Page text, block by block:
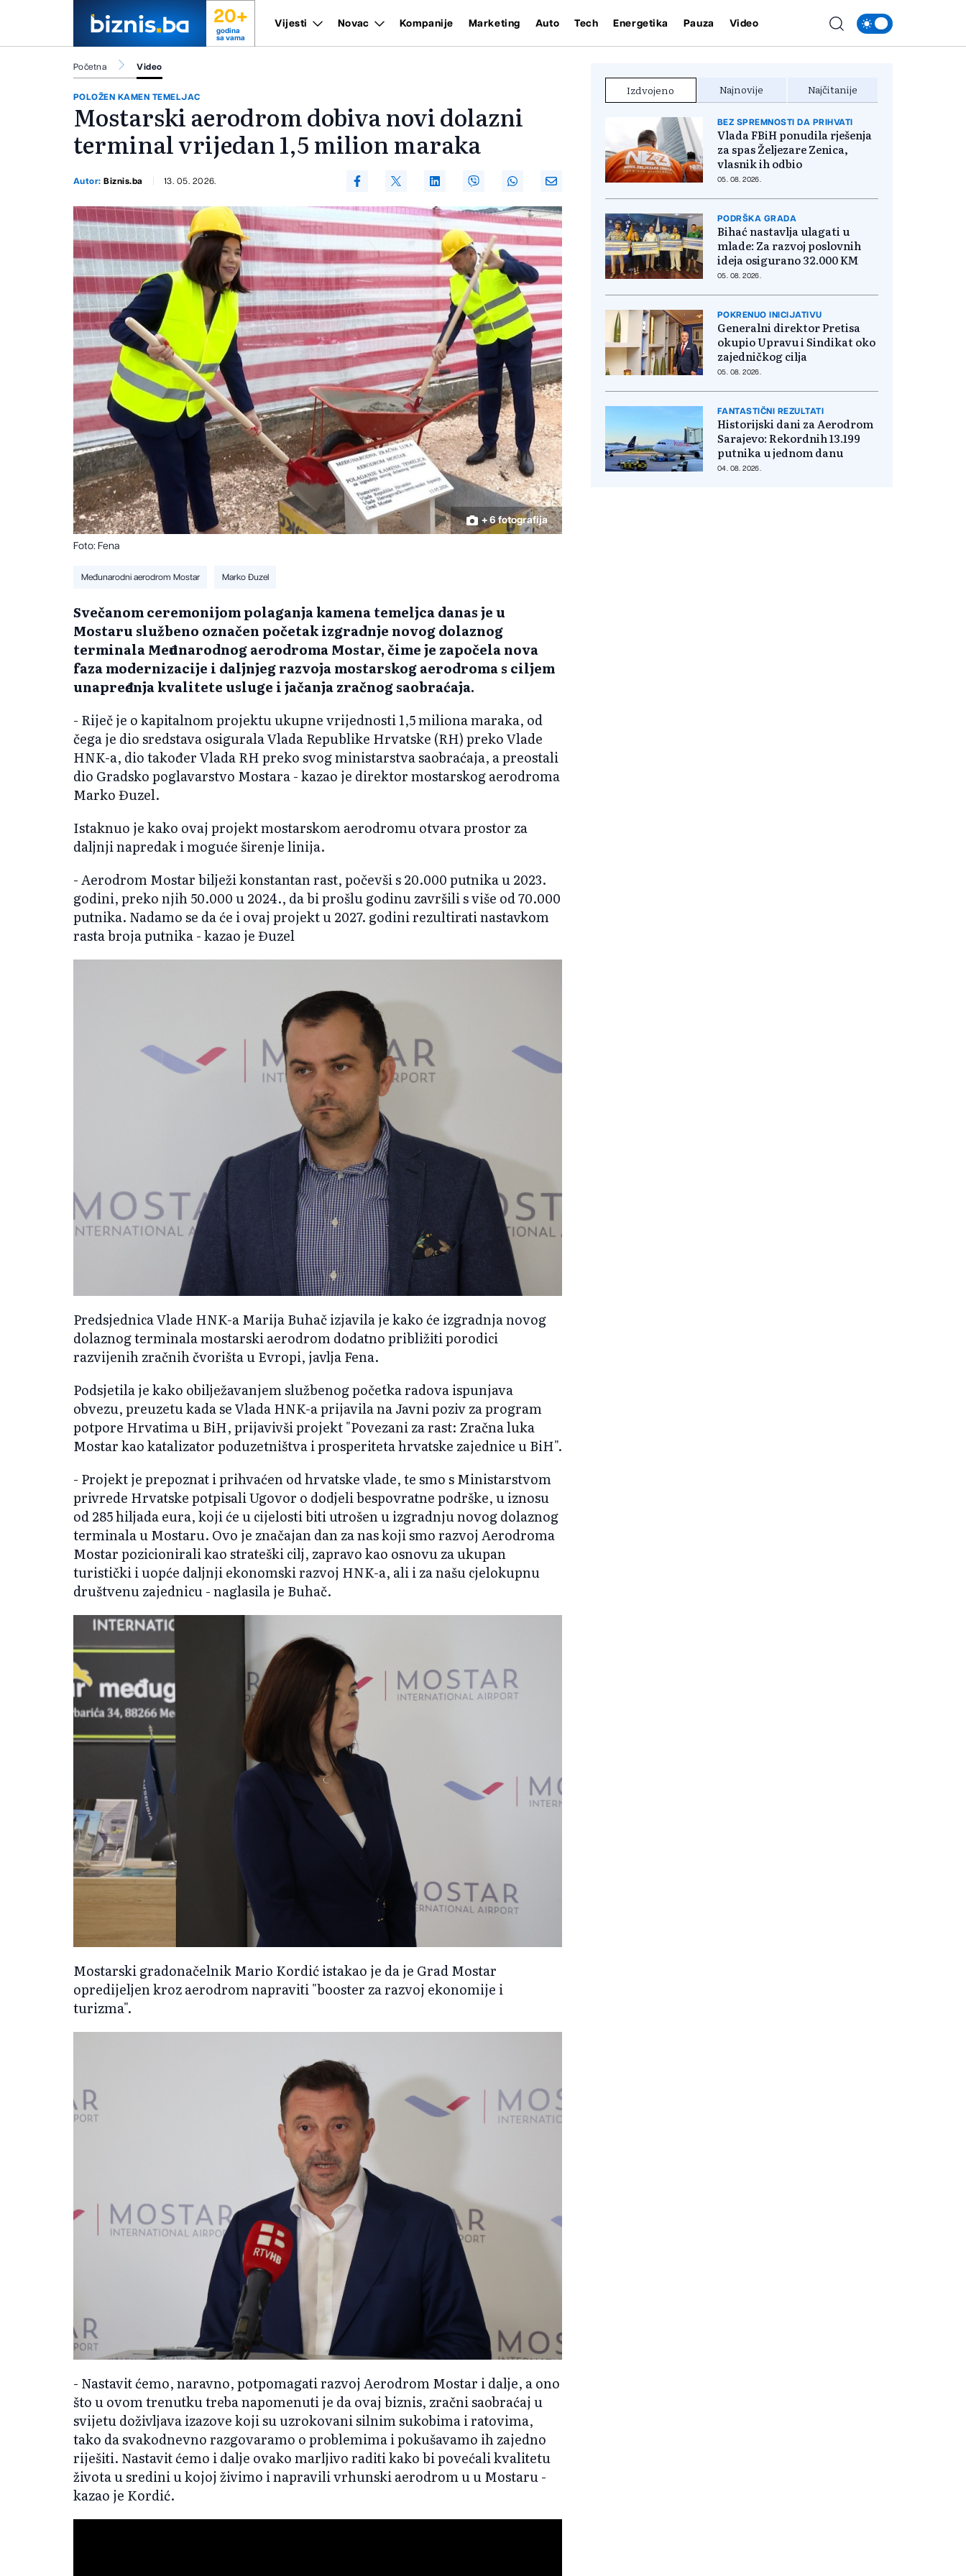
20+
godina
sa vama
Vijesti Novac Kompanije Marketing Auto Tech Energetika Pauza Video
Početna Video
POLOŽEN KAMEN TEMELJAC
Mostarski aerodrom dobiva novi dolazni
terminal vrijedan 1,5 milion maraka
Autor:Biznis.ba 13. 05. 2026.
+ 6 fotografija
Foto: Fena
Međunarodni aerodrom Mostar Marko Đuzel
Svečanom ceremonijom polaganja kamena temeljca danas je u
Mostaru službeno označen početak izgradnje novog dolaznog
terminala Međunarodnog aerodroma Mostar, čime je započela nova
faza modernizacije i daljnjeg razvoja mostarskog aerodroma s ciljem
unapređenja kvalitete usluge i jačanja zračnog saobraćaja.
- Riječ je o kapitalnom projektu ukupne vrijednosti 1,5 miliona maraka, od
čega je dio sredstava osigurala Vlada Republike Hrvatske (RH) preko Vlade
HNK-a, dio također Vlada RH preko svog ministarstva saobraćaja, a preostali
dio Gradsko poglavarstvo Mostara - kazao je direktor mostarskog aerodroma
Marko Đuzel.
Istaknuo je kako ovaj projekt mostarskom aerodromu otvara prostor za
daljnji napredak i moguće širenje linija.
- Aerodrom Mostar bilježi konstantan rast, počevši s 20.000 putnika u 2023.
godini, preko njih 50.000 u 2024., da bi prošlu godinu završili s više od 70.000
putnika. Nadamo se da će i ovaj projekt u 2027. godini rezultirati nastavkom
rasta broja putnika - kazao je Đuzel
Predsjednica Vlade HNK-a Marija Buhač izjavila je kako će izgradnja novog
dolaznog terminala mostarski aerodrom dodatno približiti porodici
razvijenih zračnih čvorišta u Evropi, javlja Fena.
Podsjetila je kako obilježavanjem službenog početka radova ispunjava
obvezu, preuzetu kada se Vlada HNK-a prijavila na Javni poziv za program
potpore Hrvatima u BiH, prijavivši projekt "Povezani za rast: Zračna luka
Mostar kao katalizator poduzetništva i prosperiteta hrvatske zajednice u BiH".
- Projekt je prepoznat i prihvaćen od hrvatske vlade, te smo s Ministarstvom
privrede Hrvatske potpisali Ugovor o dodjeli bespovratne podrške, u iznosu
od 285 hiljada eura, koji će u cijelosti biti utrošen u izgradnju novog dolaznog
terminala u Mostaru. Ovo je značajan dan za nas koji smo razvoj Aerodroma
Mostar pozicionirali kao strateški cilj, zapravo kao osnovu za ukupan
turistički i uopće daljnji ekonomski razvoj HNK-a, ali i za našu cjelokupnu
društvenu zajednicu - naglasila je Buhač.
Mostarski gradonačelnik Mario Kordić istakao je da je Grad Mostar
opredijeljen kroz aerodrom napraviti "booster za razvoj ekonomije i
turizma".
- Nastavit ćemo, naravno, potpomagati razvoj Aerodrom Mostar i dalje, a ono
što u ovom trenutku treba napomenuti je da ovaj biznis, zračni saobraćaj u
svijetu doživljava izazove koji su uzrokovani silnim sukobima i ratovima,
tako da svakodnevno razgovaramo o problemima i pokušavamo ih zajedno
riješiti. Nastavit ćemo i dalje ovako marljivo raditi kako bi povećali kvalitetu
života u sredini u kojoj živimo i napravili vrhunski aerodrom u u Mostaru -
kazao je Kordić.
Izdvojeno Najnovije Najčitanije
BEZ SPREMNOSTI DA PRIHVATI
Vlada FBiH ponudila rješenja
za spas Željezare Zenica,
vlasnik ih odbio
05. 08. 2026.
PODRŠKA GRADA
Bihać nastavlja ulagati u
mlade: Za razvoj poslovnih
ideja osigurano 32.000 KM
05. 08. 2026.
POKRENUO INICIJATIVU
Generalni direktor Pretisa
okupio Upravu i Sindikat oko
zajedničkog cilja
05. 08. 2026.
FANTASTIČNI REZULTATI
Historijski dani za Aerodrom
Sarajevo: Rekordnih 13.199
putnika u jednom danu
04. 08. 2026.